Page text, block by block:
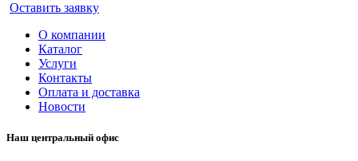
Оставить заявку
О компании
Каталог
Услуги
Контакты
Оплата и доставка
Новости
Наш центральный офис